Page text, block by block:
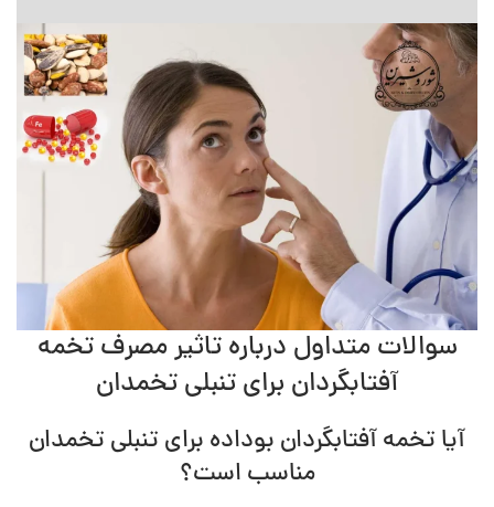
سوالات متداول درباره تاثیر مصرف تخمه
آفتابگردان برای تنبلی تخمدان
آیا تخمه آفتابگردان بوداده برای تنبلی تخمدان
مناسب است؟